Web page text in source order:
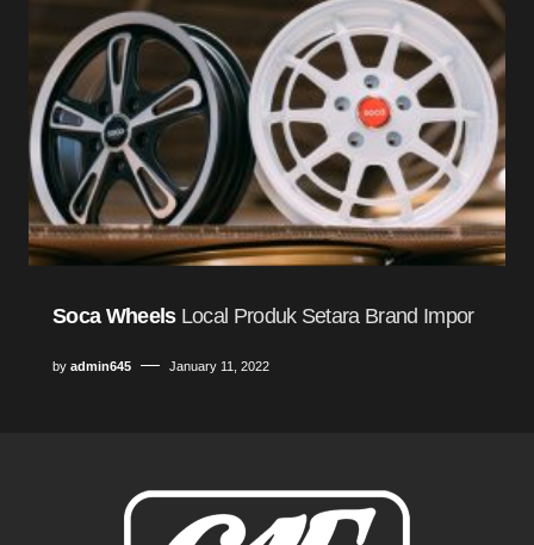
Soca Wheels Local Produk Setara Brand Impor
by admin645 January 11, 2022